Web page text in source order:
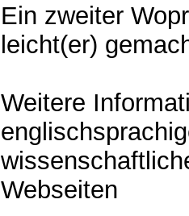
Ein zweiter
leicht(er)
Weitere
Webseiten